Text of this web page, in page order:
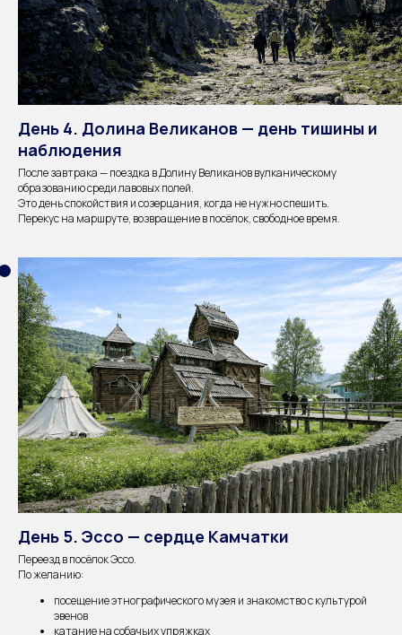
День 4. Долина Великанов — день тишины и
наблюдения
После завтрака — поездка в Долину Великанов вулканическому
образованию среди лавовых полей.
Это день спокойствия и созерцания, когда не нужно спешить.
Перекус на маршруте, возвращение в посёлок, свободное время.
День 5. Эссо — сердце Камчатки
Переезд в посёлок Эссо.
По желанию:
посещение этнографического музея и знакомство с культурой
эвенов
катание на собачьих упряжках